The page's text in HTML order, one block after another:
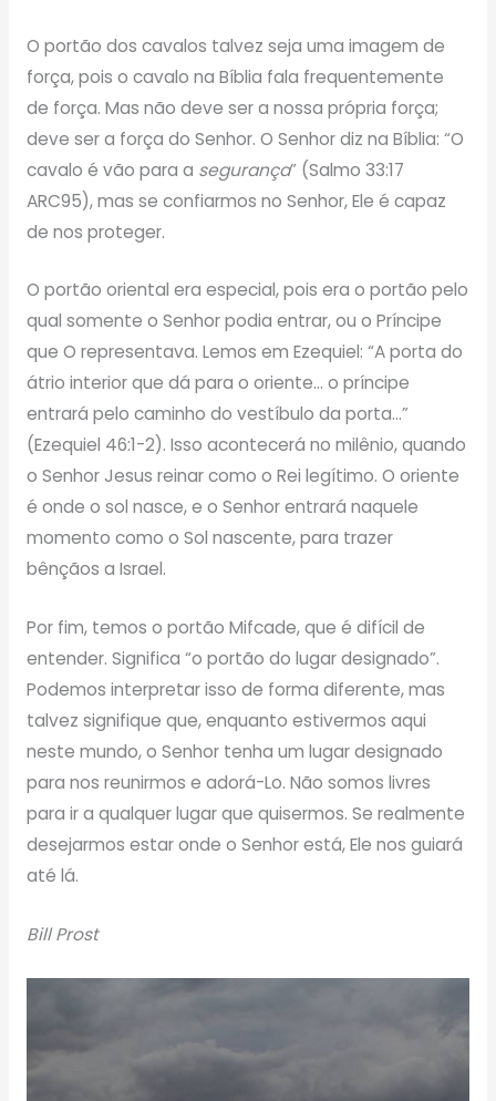
O portão dos cavalos talvez seja uma imagem de
força, pois o cavalo na Bíblia fala frequentemente
de força. Mas não deve ser a nossa própria força;
deve ser a força do Senhor. O Senhor diz na Bíblia: “O
cavalo é vão para a segurança” (Salmo 33:17
ARC95), mas se confiarmos no Senhor, Ele é capaz
de nos proteger.
O portão oriental era especial, pois era o portão pelo
qual somente o Senhor podia entrar, ou o Príncipe
que O representava. Lemos em Ezequiel: “A porta do
átrio interior que dá para o oriente… o príncipe
entrará pelo caminho do vestíbulo da porta…”
(Ezequiel 46:1-2). Isso acontecerá no milênio, quando
o Senhor Jesus reinar como o Rei legítimo. O oriente
é onde o sol nasce, e o Senhor entrará naquele
momento como o Sol nascente, para trazer
bênçãos a Israel.
Por fim, temos o portão Mifcade, que é difícil de
entender. Significa “o portão do lugar designado”.
Podemos interpretar isso de forma diferente, mas
talvez signifique que, enquanto estivermos aqui
neste mundo, o Senhor tenha um lugar designado
para nos reunirmos e adorá-Lo. Não somos livres
para ir a qualquer lugar que quisermos. Se realmente
desejarmos estar onde o Senhor está, Ele nos guiará
até lá.
Bill Prost